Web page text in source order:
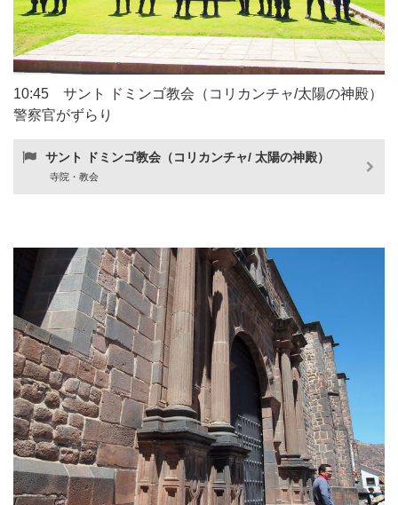
10:45 サント ドミンゴ教会（コリカンチャ/太陽の神殿）
警察官がずらり
サント ドミンゴ教会（コリカンチャ/ 太陽の神殿）
寺院・教会